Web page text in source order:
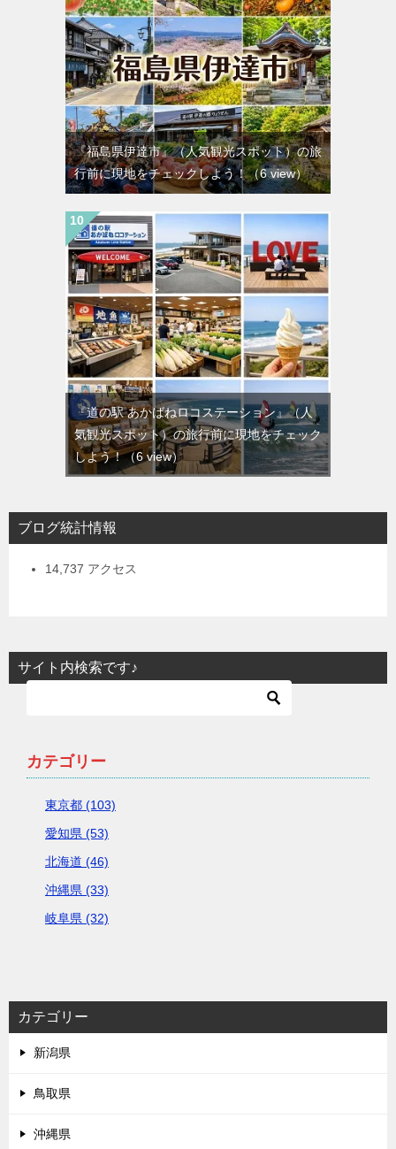
『福島県伊達市』（人気観光スポット）の旅
行前に現地をチェックしよう！（6 view）
『道の駅 あかばねロコステーション』（人
気観光スポット）の旅行前に現地をチェック
しよう！（6 view）
ブログ統計情報
14,737 アクセス
サイト内検索です♪
カテゴリー
東京都 (103)
愛知県 (53)
北海道 (46)
沖縄県 (33)
岐阜県 (32)
カテゴリー
新潟県
鳥取県
沖縄県